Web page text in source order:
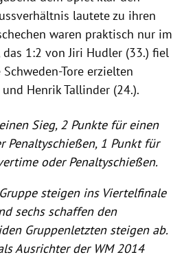
lautete zu ihren
waren praktisch nur im
das 1:2 vonJiri Hudler (33.) fiel
Tore erzielten
und Henrik Tallinder (24.).
Sieg, 2 Punkte für einen
Penaltyschießen, 1 Punkt für
oder Penaltyschießen.
steigen ins Viertelfinale
sechs schaffen den
Gruppenletzten steigen ab.
Ausrichter der WM 2014